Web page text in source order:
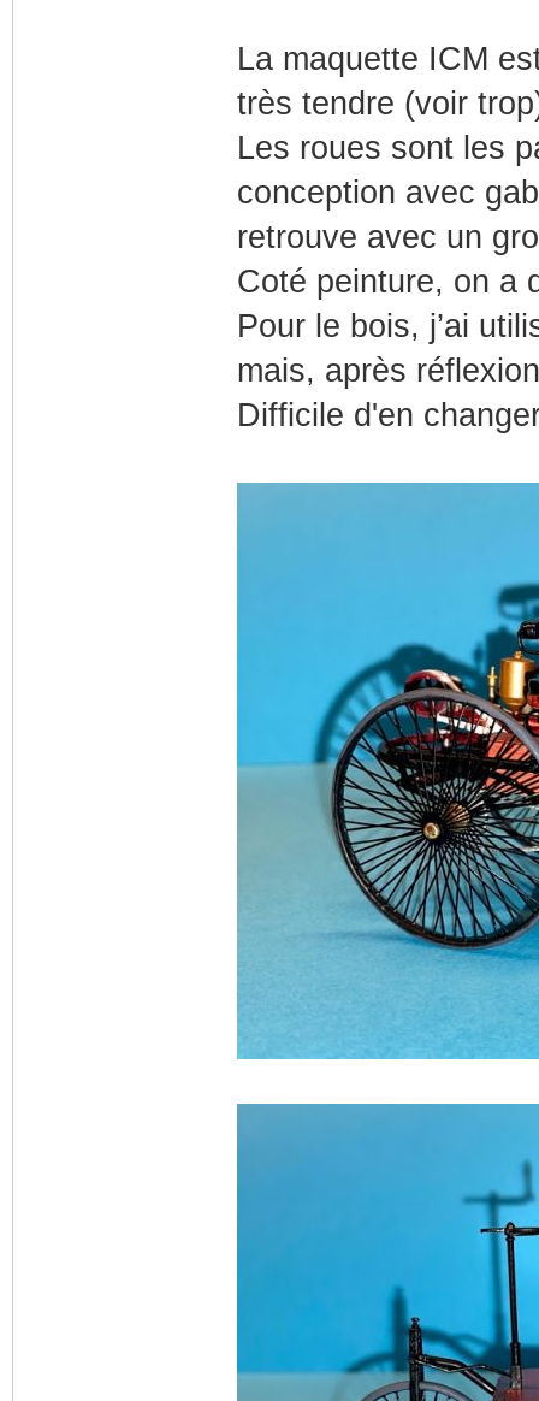
La maquette ICM
très tendre (voir
Les roues sont les
conception avec
retrouve avec un
Coté peinture, on a
Pour le bois, j’ai
mais, après
Difficile d'en